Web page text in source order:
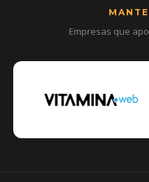
Empresas que